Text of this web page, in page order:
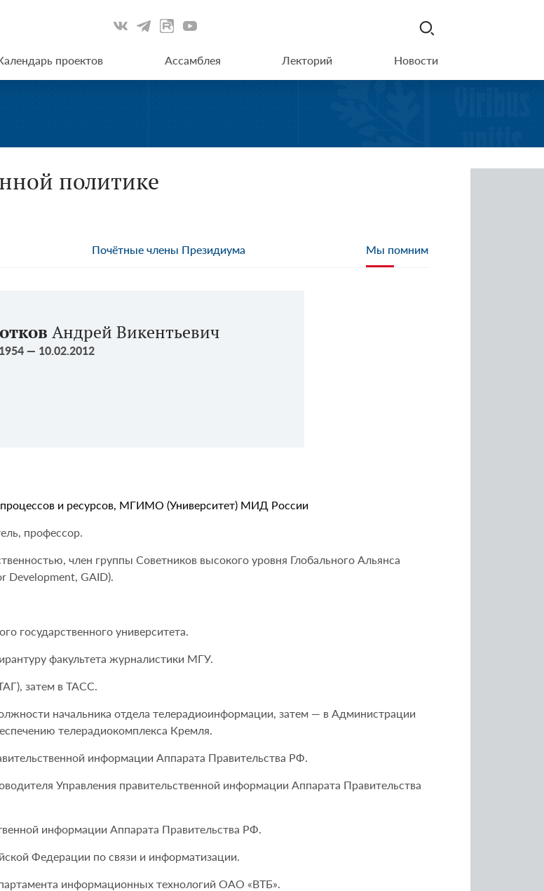
проектов Ассамблея Лекторий Новости
политике
Почётные члены Президиума Мы помним
Андрей Викентьевич
— 10.02.2012
и ресурсов, МГИМО (Университет) МИД России
профессор.
член группы Советников высокого уровня Глобального Альянса
Development, GAID).
государственного университета.
факультета журналистики МГУ.
затем в ТАСС.
начальника отдела телерадиоинформации, затем — в Администрации
телерадиокомплекса Кремля.
информации Аппарата Правительства РФ.
Управления правительственной информации Аппарата Правительства
информации Аппарата Правительства РФ.
Федерации по связи и информатизации.
информационных технологий ОАО «ВТБ».